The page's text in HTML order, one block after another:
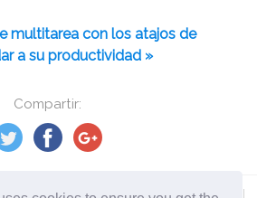
Compartir:
multitarea con los atajos de
a su productividad »